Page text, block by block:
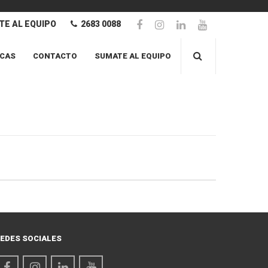
AL EQUIPO 2683 0088
CONTACTO SUMATE AL EQUIPO
SOCIALES